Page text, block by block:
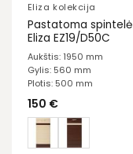
Eliza kolekcija
Pastatoma spintelė
Eliza EZ19/D50C
Aukštis: 1950 mm
Gylis: 560 mm
Plotis: 500 mm
150 €